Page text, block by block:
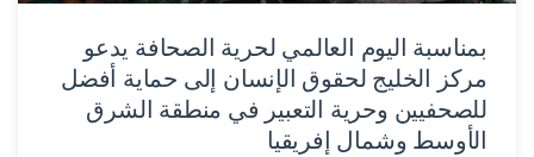
بمناسبة اليوم العالمي لحرية الصحافة يدعو
مركز الخليج لحقوق الإنسان إلى حماية أفضل
للصحفيين وحرية التعبير في منطقة الشرق
الأوسط وشمال إفريقيا